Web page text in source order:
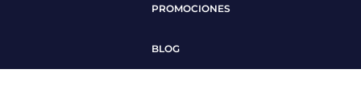
PROMOCIONES
BLOG